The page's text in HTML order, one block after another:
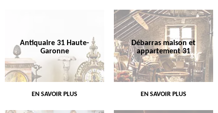
Antiquaire 31 Haute-
Garonne
EN SAVOIR PLUS
Débarras maison et
appartement 31
EN SAVOIR PLUS